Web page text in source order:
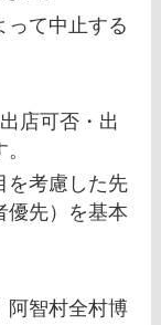
って中止する
店可否・出
を考慮した先
優先）を基本
阿智村全村博